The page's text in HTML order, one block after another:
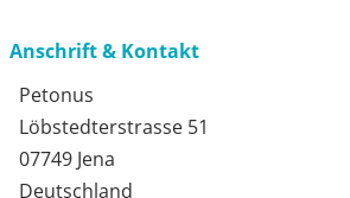
Anschrift & Kontakt
Petonus
Löbstedterstrasse 51
07749 Jena
Deutschland